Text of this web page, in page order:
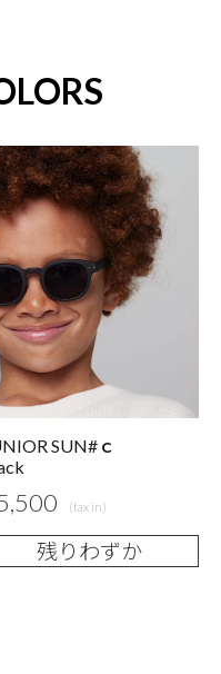
SUN#ｃ
残りわずか